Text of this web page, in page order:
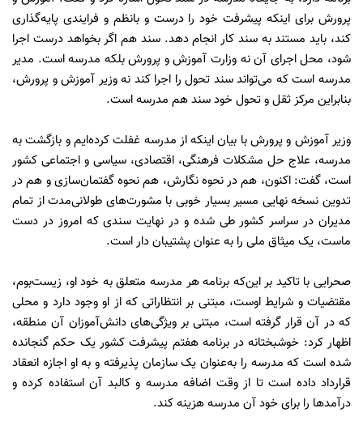
پرورش برای اینکه پیشرفت خود را درست و بانظم و فرایندی پایه‌گذاری
کند، باید مستند به سند کار ‌انجام دهد. سند هم اگر بخواهد درست اجرا
شود، محل اجرای آن نه ‌وزارت آموزش و پرورش بلکه مدرسه است. مدیر
مدرسه است که می‌تواند سند تحول را اجرا کند نه وزیر آموزش ‌و پرورش،
بنابراین مرکز ثقل و تحول خود سند هم ‌مدرسه است.
وزیر آموزش و پرورش با بیان اینکه از مدرسه غفلت کرده‌ایم و بازگشت به
مدرسه، علاج حل مشکلات فرهنگی، اقتصادی، سیاسی و اجتماعی کشور
است، گفت: اکنون، هم در نحوه نگارش، هم ‌نحوه گفتمان‌سازی و هم در
تدوین نسخه نهایی مسیر بسیار خوبی با مشورت‌های طولانی‌مدت از تمام
مدیران در سراسر کشور طی شده و در نهایت سندی که امروز در دست
ماست، یک میثاق ملی را به عنوان پشتیبان دار است.
صحرایی با تاکید بر این‌که‌ برنامه هر مدرسه متعلق به خود او، ‌زیست‌بوم،
مقتضیات و شرایط اوست، مبتنی بر انتظاراتی که از او وجود دارد و ‌محلی
که در آن قرار ‌گرفته است، مبتنی بر ویژگی‌های دانش‌آموزان آن منطقه،
اظهار کرد: ‌خوشبختانه در ‌برنامه هفتم پیشرفت کشور یک حکم گنجانده
شده است که ‌مدرسه را به‌عنوان یک سازمان پذیرفته و به او اجازه انعقاد
قرارداد داده است تا از ‌وقت اضافه مدرسه و کالبد آن استفاده کرده و
‌درآمدها را برای خود آن مدرسه هزینه کند.